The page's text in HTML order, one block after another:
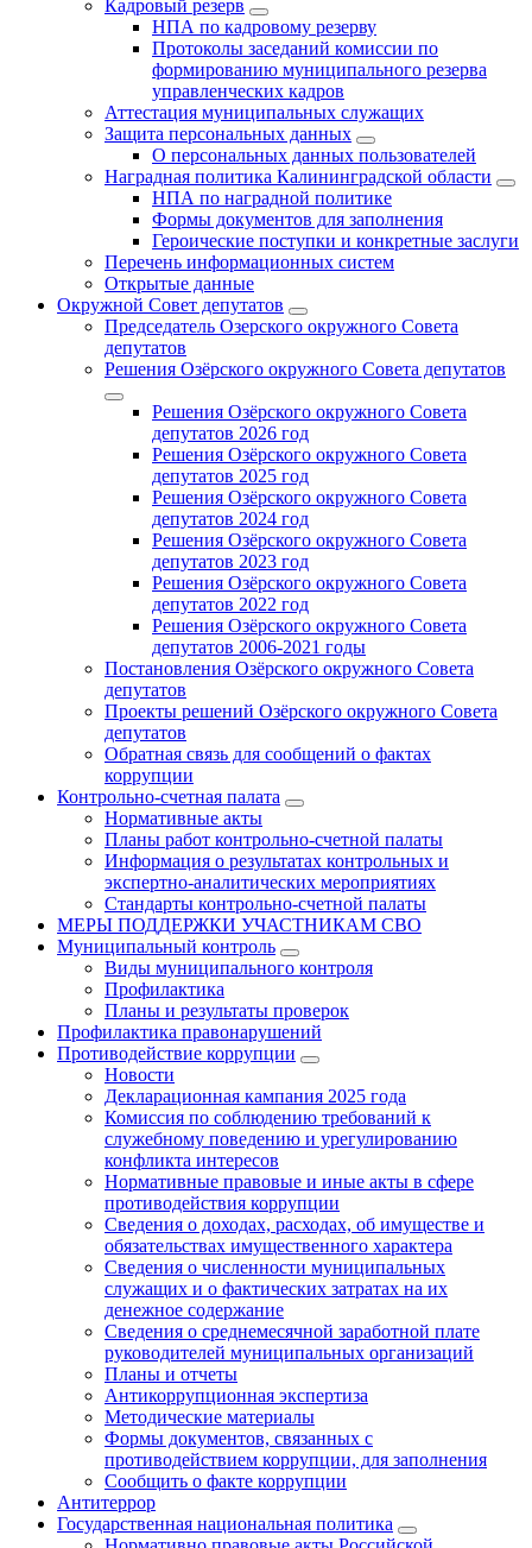
Кадровый резерв
НПА по кадровому резерву
Протоколы заседаний комиссии по
формированию муниципального резерва
управленческих кадров
Аттестация муниципальных служащих
Защита персональных данных
О персональных данных пользователей
Наградная политика Калининградской области
НПА по наградной политике
Формы документов для заполнения
Героические поступки и конкретные заслуги
Перечень информационных систем
Открытые данные
Окружной Совет депутатов
Председатель Озерского окружного Совета
депутатов
Решения Озёрского окружного Совета депутатов
Решения Озёрского окружного Совета
депутатов 2026 год
Решения Озёрского окружного Совета
депутатов 2025 год
Решения Озёрского окружного Совета
депутатов 2024 год
Решения Озёрского окружного Совета
депутатов 2023 год
Решения Озёрского окружного Совета
депутатов 2022 год
Решения Озёрского окружного Совета
депутатов 2006-2021 годы
Постановления Озёрского окружного Совета
депутатов
Проекты решений Озёрского окружного Совета
депутатов
Обратная связь для сообщений о фактах
коррупции
Контрольно-счетная палата
Нормативные акты
Планы работ контрольно-счетной палаты
Информация о результатах контрольных и
экспертно-аналитических мероприятиях
Стандарты контрольно-счетной палаты
МЕРЫ ПОДДЕРЖКИ УЧАСТНИКАМ СВО
Муниципальный контроль
Виды муниципального контроля
Профилактика
Планы и результаты проверок
Профилактика правонарушений
Противодействие коррупции
Новости
Декларационная кампания 2025 года
Комиссия по соблюдению требований к
служебному поведению и урегулированию
конфликта интересов
Нормативные правовые и иные акты в сфере
противодействия коррупции
Сведения о доходах, расходах, об имуществе и
обязательствах имущественного характера
Сведения о численности муниципальных
служащих и о фактических затратах на их
денежное содержание
Сведения о среднемесячной заработной плате
руководителей муниципальных организаций
Планы и отчеты
Антикоррупционная экспертиза
Методические материалы
Формы документов, связанных с
противодействием коррупции, для заполнения
Сообщить о факте коррупции
Антитеррор
Государственная национальная политика